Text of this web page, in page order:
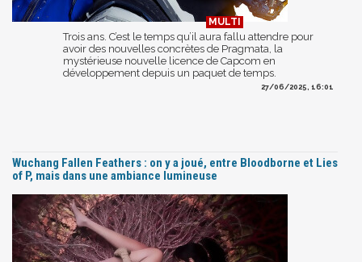
Trois ans. C’est le temps qu’il aura fallu attendre pour
avoir des nouvelles concrètes de Pragmata, la
mystérieuse nouvelle licence de Capcom en
développement depuis un paquet de temps.
27/06/2025, 16:01
Wuchang Fallen Feathers : on y a joué, entre Bloodborne et Lies
of P, mais dans une ambiance lumineuse